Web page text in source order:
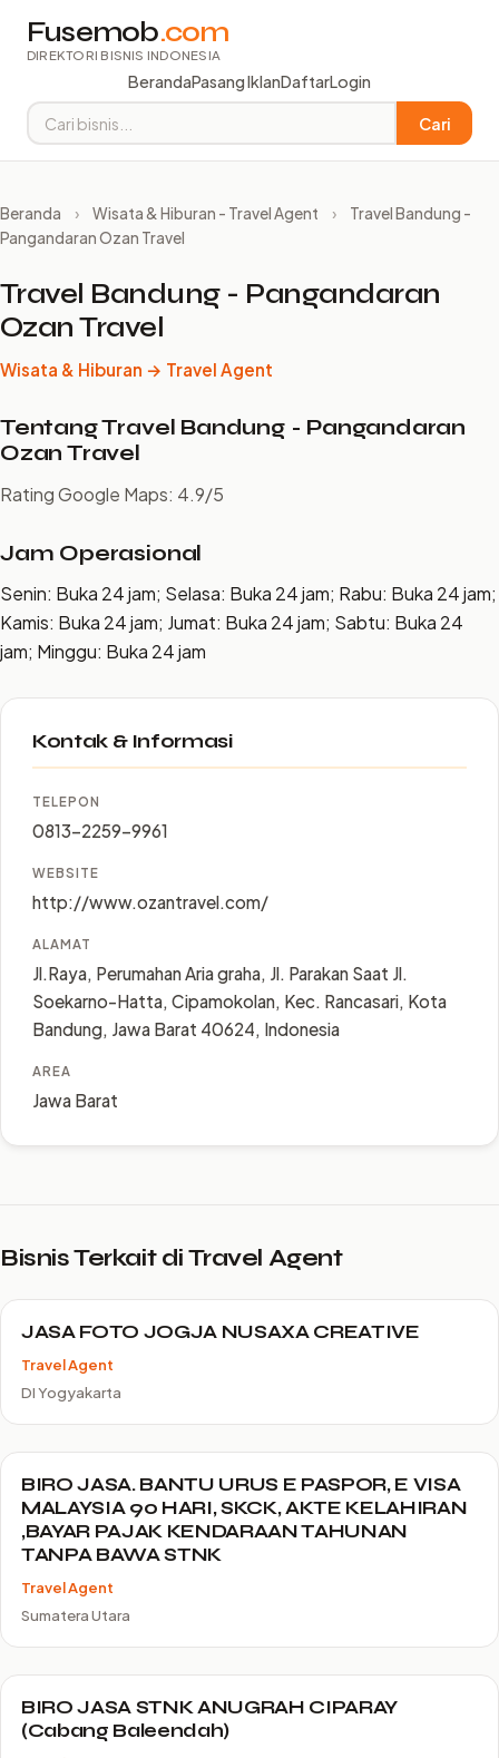
Fusemob.com
DIREKTORI BISNIS INDONESIA
BerandaPasang IklanDaftarLogin
Cari
Beranda › Wisata & Hiburan - Travel Agent ›
Travel Bandung -
Pangandaran Ozan Travel
Travel Bandung - Pangandaran
Ozan Travel
Wisata & Hiburan → Travel Agent
Tentang Travel Bandung - Pangandaran
Ozan Travel
Rating Google Maps: 4.9/5
Jam Operasional
Senin: Buka 24 jam; Selasa: Buka 24 jam; Rabu: Buka 24 jam;
Kamis: Buka 24 jam; Jumat: Buka 24 jam; Sabtu: Buka 24
jam; Minggu: Buka 24 jam
Kontak & Informasi
TELEPON
0813-2259-9961
WEBSITE
http://www.ozantravel.com/
ALAMAT
Jl.Raya, Perumahan Aria graha, Jl. Parakan Saat Jl.
Soekarno-Hatta, Cipamokolan, Kec. Rancasari, Kota
Bandung, Jawa Barat 40624, Indonesia
AREA
Jawa Barat
Bisnis Terkait di Travel Agent
JASA FOTO JOGJA NUSAXA CREATIVE
Travel Agent
DI Yogyakarta
BIRO JASA. BANTU URUS E PASPOR, E VISA
MALAYSIA 90 HARI, SKCK, AKTE KELAHIRAN
,BAYAR PAJAK KENDARAAN TAHUNAN
TANPA BAWA STNK
Travel Agent
Sumatera Utara
BIRO JASA STNK ANUGRAH CIPARAY
(Cabang Baleendah)